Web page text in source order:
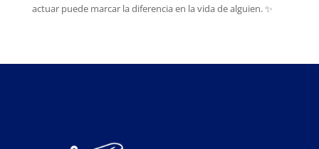
actuar puede marcar la diferencia en la vida de alguien. ✨